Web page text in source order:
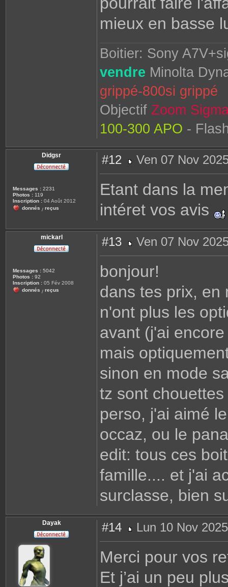
mieux en basse
Boitier: Sony
vendre Minolta
grippé-800si grippé
Objectif Zoom
100-300 APO -
Didgsr
Messages : 2231
Photos : 119
Inscription : 04 Août 2012
donnés / reçus
#12
e
s
Ven 07 Nov
Etant dans la
intéret vos avis
mickarl
Messages : 5042
Photos : 92
Inscription : 05 Fév 2008
donnés / reçus
#13
e
a
Ven 07 Nov
bonjour!
dans tes prix, en
n'ont plus les
avant (j'ai
mais
sinon en mode
tz sont chouettes
perso, j'ai aimé
occaz, ou le
edit: tous ces
famille.... et j'ai
surclasse, bien
Dayak #14
e
Lun 10 Nov
Merci pour vos
Et j’ai un peu